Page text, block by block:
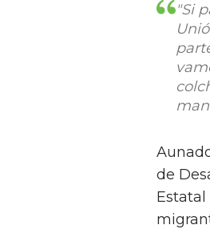
"Si
de